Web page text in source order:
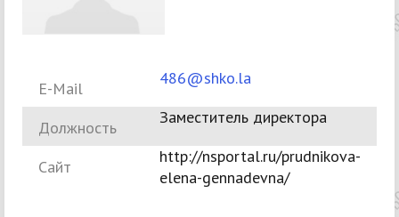
E-Mail
486@shko.la
Должность
Заместитель директора
Сайт
http://nsportal.ru/prudnikova-
elena-gennadevna/